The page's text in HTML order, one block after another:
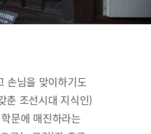
손님을 맞이하기도
춘 조선시대 지식인)
문에 매진하라는